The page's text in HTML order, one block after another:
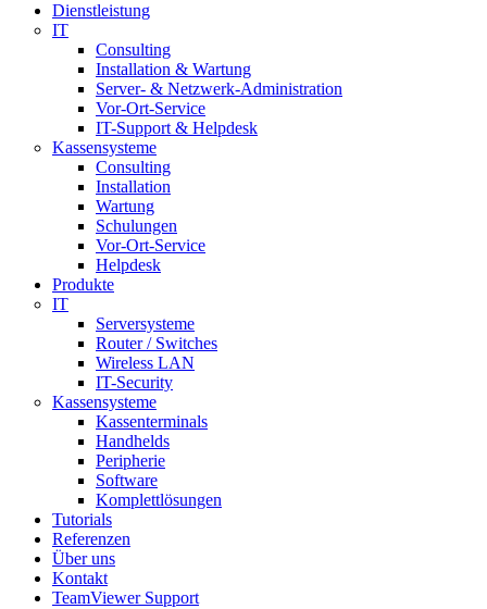
Dienstleistung
IT
Consulting
Installation & Wartung
Server- & Netzwerk-Administration
Vor-Ort-Service
IT-Support & Helpdesk
Kassensysteme
Consulting
Installation
Wartung
Schulungen
Vor-Ort-Service
Helpdesk
Produkte
IT
Serversysteme
Router / Switches
Wireless LAN
IT-Security
Kassensysteme
Kassenterminals
Handhelds
Peripherie
Software
Komplettlösungen
Tutorials
Referenzen
Über uns
Kontakt
TeamViewer Support